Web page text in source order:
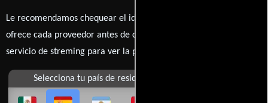
Le recomendamos chequear el idioma, doblaje o subtítulos que
ofrece cada proveedor antes de comprar, alquilar o contratar un
servicio de streming para ver la películas.
Selecciona tu país de residencia